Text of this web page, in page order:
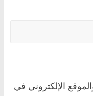
الإلكتروني في